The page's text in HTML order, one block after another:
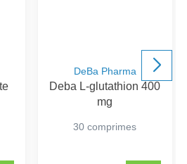
DeBa Pharma
Deba L-glutathion 400
mg
30 comprimes